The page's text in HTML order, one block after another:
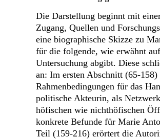
Die Darstellung beginnt mit
Zugang, Quellen und
eine biographische Skizze zu
für die folgende, wie erwähnt
Untersuchung abgibt. Diese
an: Im ersten Abschnitt (65-
Rahmenbedingungen für das
politische Akteurin, als
höfischen wie nichthöfischen
konkrete Befunde für Marie
Teil (159-216) erörtert die